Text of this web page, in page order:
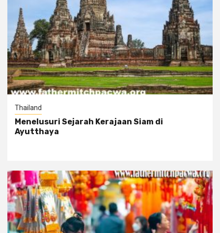
Thailand
Menelusuri Sejarah Kerajaan Siam di
Ayutthaya